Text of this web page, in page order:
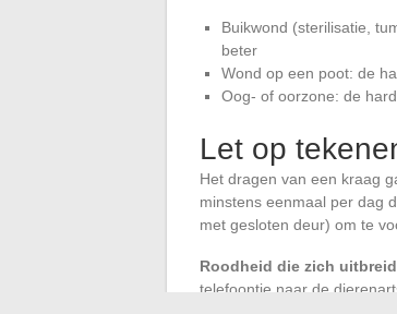
Buikwond (sterilisatie,
beter
Wond op een poot: de
Oog- of oorzone: de
Let op
Het dragen van een kraag
minstens eenmaal per dag
met gesloten deur) om te
Roodheid die zich
telefoontje naar de